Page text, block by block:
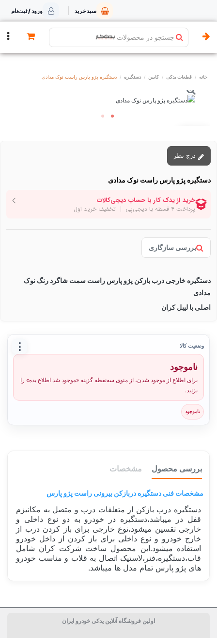
سبد خرید ورود / ثبت‌نام
جستجو در محصولات
خانه قطعات یدکی کابین دستگیره دستگیره پژو پارس راست نوک مدادی
دستگیره پژو پارس راست نوک مدادی
بررسی سازگاری
دستگیره خارجی درب بازکن پژو پارس راست سمت شاگرد رنگ نوک
مدادی
اصلی با لیبل کران
⋮ وضعیت کالا
ناموجود
برای اطلاع از موجود شدن، از منوی سه‌نقطه گزینه «موجود شد اطلاع بده» را
بزنید.
ناموجود
بررسی محصول مشخصات
مشخصات فنی دستگیره دربازکن بیرونی راست پژو پارس
دستگیره درب بازکن از متعلقات درب و متصل به مکانیزم
قفل در میباشد،دستگیره در خودرو به دو نوع داخلی و
خارجی تقسین میشود،نوع خارجی برای باز کردن درب از
خارج خودرو و نوع داخلی برای باز کردن از داخل خودرو
استفاده میشود.این محصول ساخت شرکت کران شامل
قاب،دستگیره،فنر،لاستیک اتصال به قلاب و مناسب خودرو
های پژو پارس تمام مدل ها میباشد.
بدنه
اولین فروشگاه آنلاین یدکی خودرو ایران